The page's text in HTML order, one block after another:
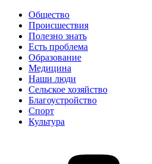
Общество
Происшествия
Полезно знать
Есть проблема
Образование
Медицина
Наши люди
Сельское хозяйство
Благоустройство
Спорт
Культура